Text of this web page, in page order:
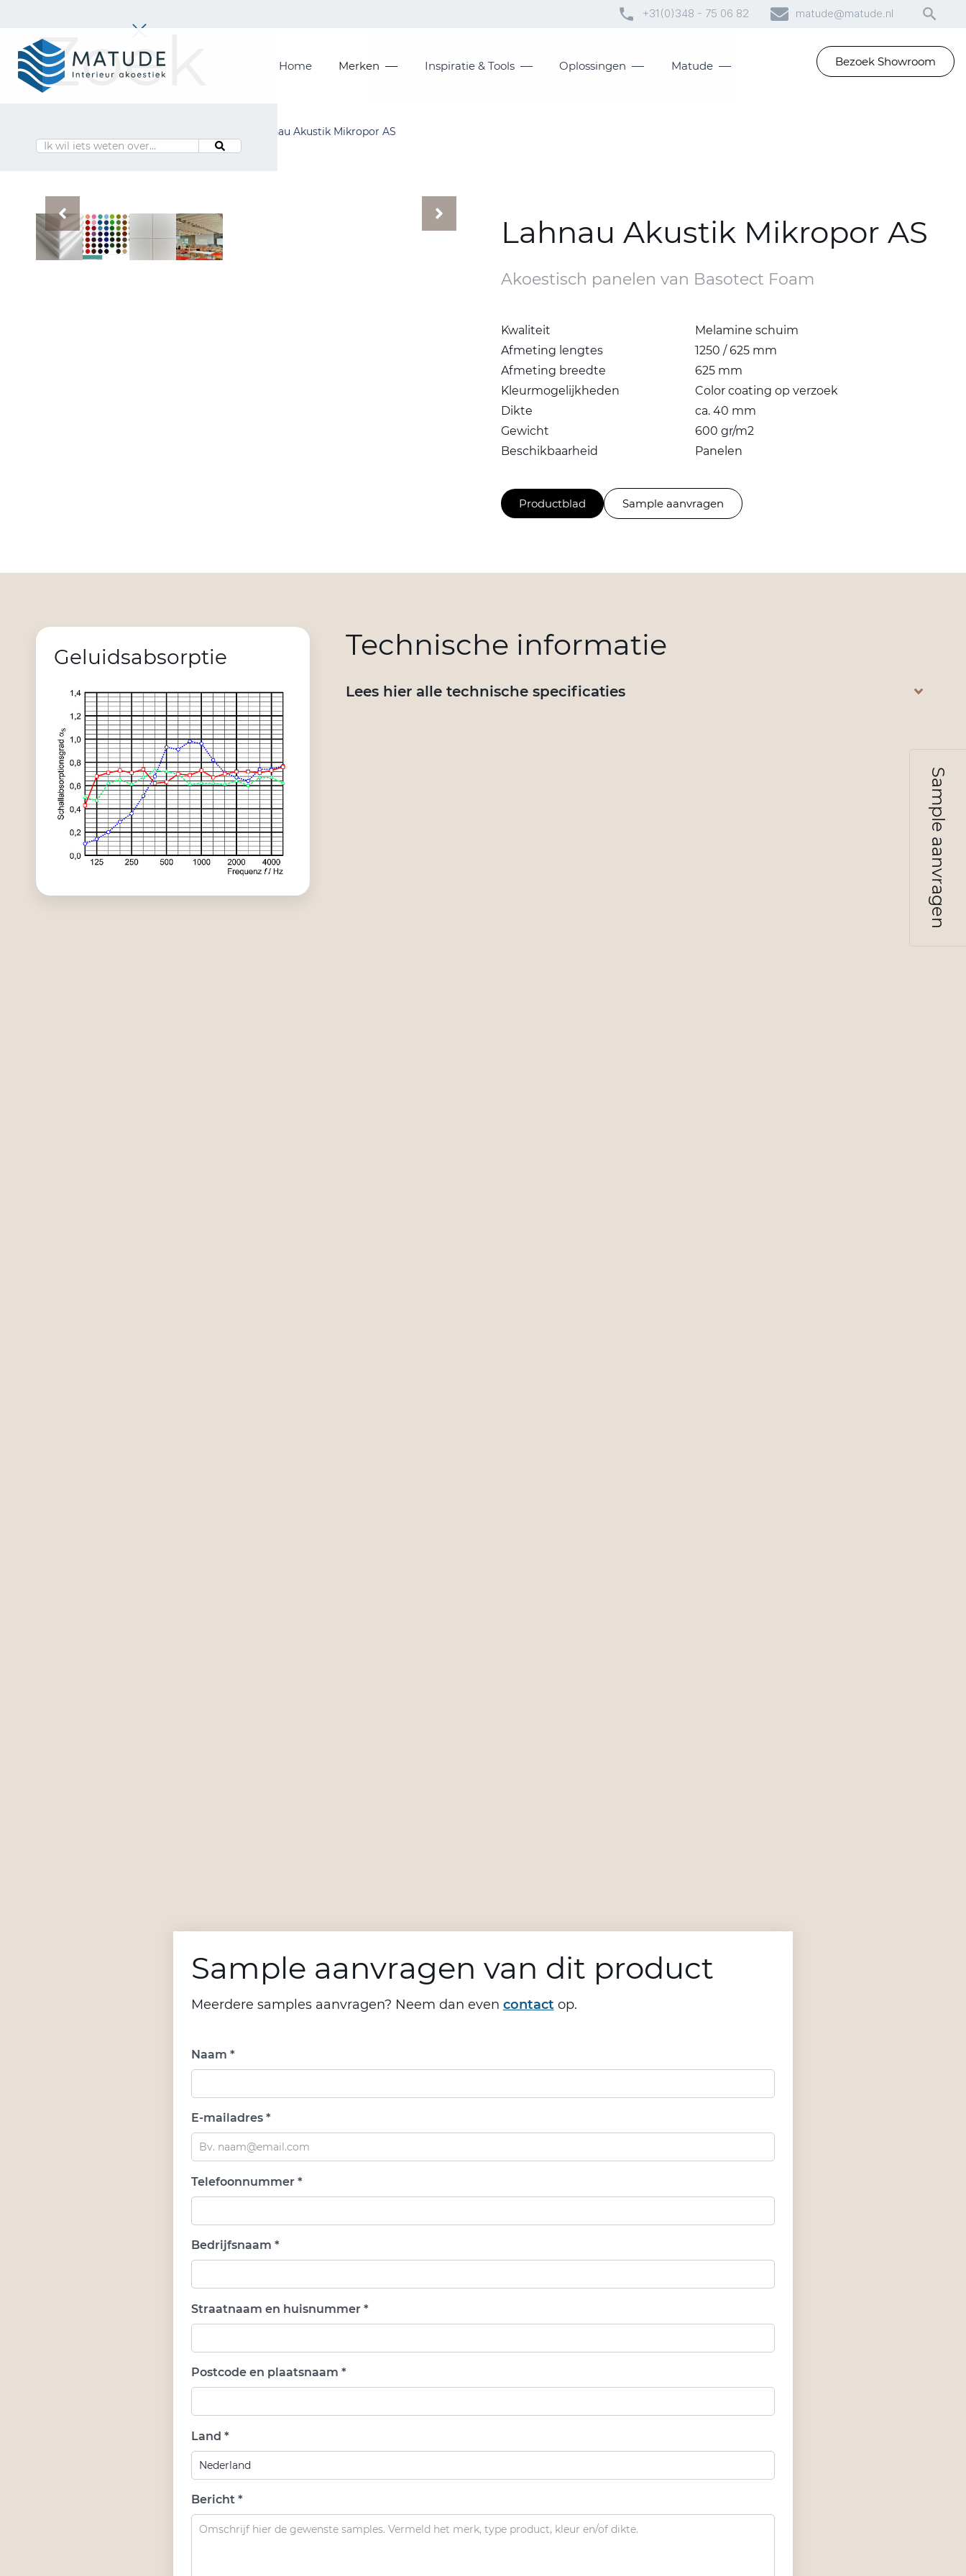
+31(0)348 - 75 06 82 matude@matude.nl
Zoek Home Merken Inspiratie & Tools Oplossingen Matude
Home
Merken
Oplossingen
Matude
Bezoek Showroom
Lahnau Akustik Mikropor AS
Lahnau Akustik Mikropor AS
Akoestisch panelen van Basotect Foam
Kwaliteit
Melamine schuim
Afmeting lengtes
1250 / 625 mm
Afmeting breedte
625 mm
Kleurmogelijkheden
Color coating op verzoek
Dikte
ca. 40 mm
Gewicht
600 gr/m2
Beschikbaarheid
Panelen
Productblad Sample aanvragen
Geluidsabsorptie Technische informatie
Lees hier alle technische specificaties
Sample aanvragen
Sample aanvragen van dit product
Meerdere samples aanvragen? Neem dan even contact op.
Naam *
E-mailadres *
Telefoonnummer *
Bedrijfsnaam *
Straatnaam en huisnummer *
Postcode en plaatsnaam *
Land *
Bericht *